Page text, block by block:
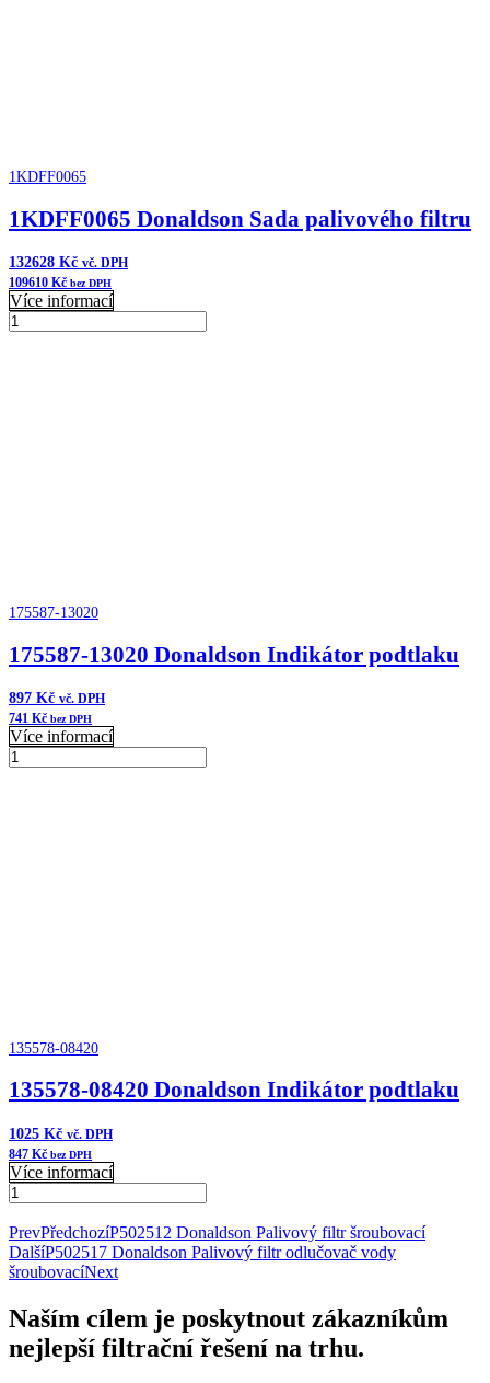
1KDFF0065
1KDFF0065 Donaldson Sada palivového filtru
132628 Kč vč. DPH
109610 Kč bez DPH
Více informací
1KDFF0065
175587-13020
175587-13020 Donaldson Indikátor podtlaku
897 Kč vč. DPH
741 Kč bez DPH
Více informací
175587-
135578-08420
135578-08420 Donaldson Indikátor podtlaku
1025 Kč vč. DPH
847 Kč bez DPH
Více informací
135578-
Donaldson
Indikátor
podtlaku
PrevPředchozíP502512 Donaldson Palivový filtr šroubovací
DalšíP502517 Donaldson Palivový filtr odlučovač vody
šroubovacíNext
Naším cílem je poskytnout zákazníkům
nejlepší filtrační řešení na trhu.